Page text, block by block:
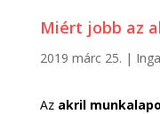
Miért jobb az
2019 márc 25. |
Az akril